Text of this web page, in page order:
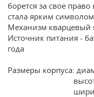
борется за свое
стала ярким
Механизм кварцевый
Источник питания -
Размеры
высота
ширина